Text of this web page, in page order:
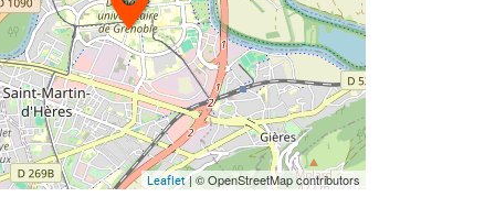
Leaflet| © OpenStreetMap contributors